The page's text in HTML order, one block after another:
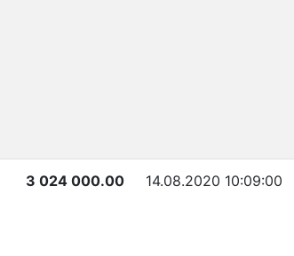
3 024 000.00 14.08.2020 10:09:00